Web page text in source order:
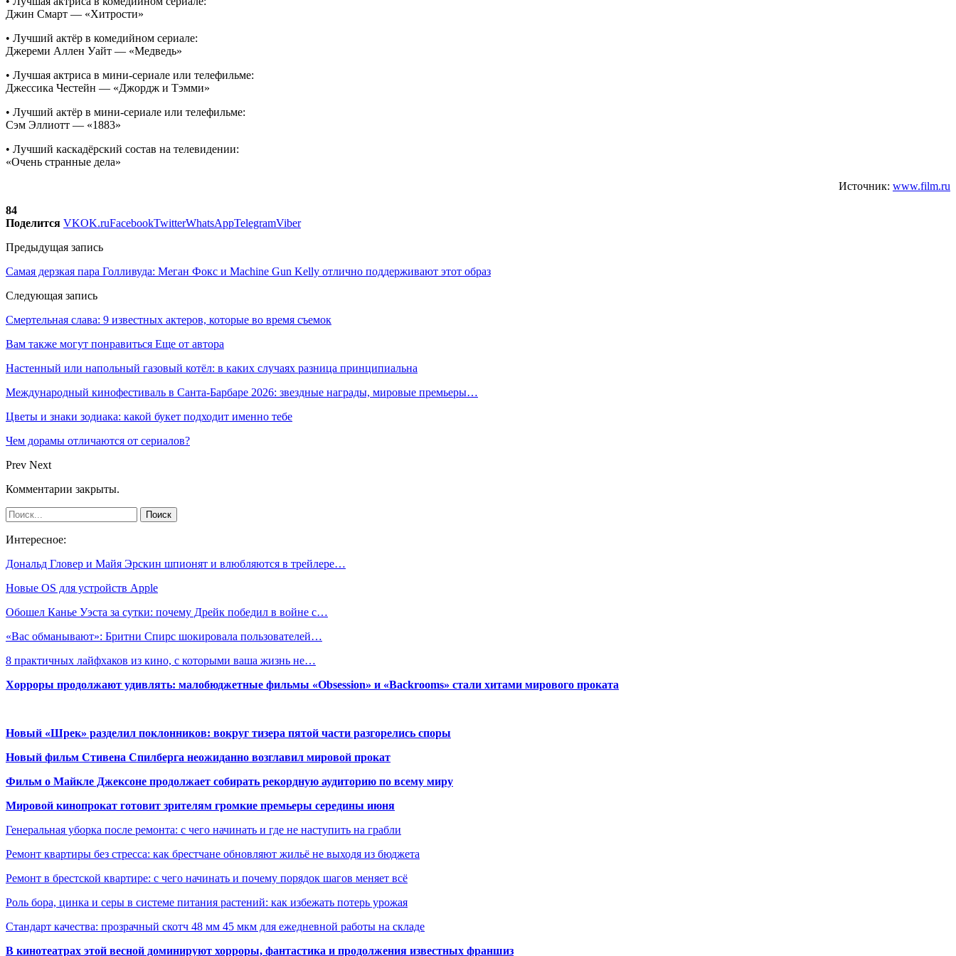
Джин Смарт — «Хитрости»
• Лучший актёр в комедийном сериале:
Джереми Аллен Уайт — «Медведь»
• Лучшая актриса в мини-сериале или телефильме:
Джессика Честейн — «Джордж и Тэмми»
• Лучший актёр в мини-сериале или телефильме:
Сэм Эллиотт — «1883»
• Лучший каскадёрский состав на телевидении:
«Очень странные дела»
Источник: www.film.ru
84
Поделится VKOK.ruFacebookTwitterWhatsAppTelegramViber
Предыдущая запись
Самая дерзкая пара Голливуда: Меган Фокс и Machine Gun Kelly отлично поддерживают этот образ
Следующая запись
Смертельная слава: 9 известных актеров, которые во время съемок
Вам также могут понравиться Еще от автора
Настенный или напольный газовый котёл: в каких случаях разница принципиальна
Международный кинофестиваль в Санта-Барбаре 2026: звездные награды, мировые премьеры…
Цветы и знаки зодиака: какой букет подходит именно тебе
Чем дорамы отличаются от сериалов?
Prev Next
Комментарии закрыты.
Интересное:
Дональд Гловер и Майя Эрскин шпионят и влюбляются в трейлере…
Новые OS для устройств Apple
Обошел Канье Уэста за сутки: почему Дрейк победил в войне с…
«Вас обманывают»: Бритни Спирс шокировала пользователей…
8 практичных лайфхаков из кино, с которыми ваша жизнь не…
Хорроры продолжают удивлять: малобюджетные фильмы «Obsession» и «Backrooms» стали хитами мирового проката
Новый «Шрек» разделил поклонников: вокруг тизера пятой части разгорелись споры
Новый фильм Стивена Спилберга неожиданно возглавил мировой прокат
Фильм о Майкле Джексоне продолжает собирать рекордную аудиторию по всему миру
Мировой кинопрокат готовит зрителям громкие премьеры середины июня
Генеральная уборка после ремонта: с чего начинать и где не наступить на грабли
Ремонт квартиры без стресса: как брестчане обновляют жильё не выходя из бюджета
Ремонт в брестской квартире: с чего начинать и почему порядок шагов меняет всё
Роль бора, цинка и серы в системе питания растений: как избежать потерь урожая
Стандарт качества: прозрачный скотч 48 мм 45 мкм для ежедневной работы на складе
В кинотеатрах этой весной доминируют хорроры, фантастика и продолжения известных франшиз